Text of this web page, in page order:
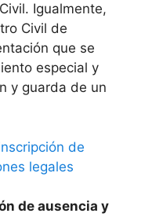
Igualmente,
Civil de
que se
especial y
y guarda de un
de
legales
de ausencia y